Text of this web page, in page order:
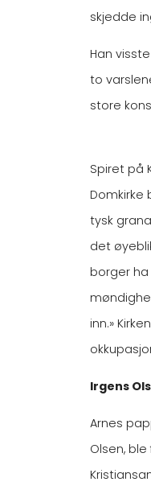
skjedde
Han
to
store
Spiret på
Domkirke
tysk
det
borger
inn.»
Irgens
Arnes
Olsen, ble